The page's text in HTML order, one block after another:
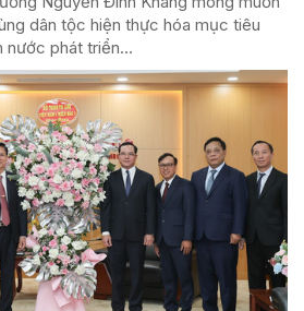
dân tộc hiện thực hóa mục tiêu
nước phát triển...